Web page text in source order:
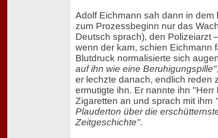
Adolf Eichmann sah dann in dem
zum Prozessbeginn nur das
Deutsch sprach), den Polizeiarzt
wenn der kam, schien Eichmann
Blutdruck normalisierte sich
auf ihn wie eine Beruhigungspille"
er lechzte danach, endlich reden
ermutigte ihn. Er nannte ihn
Zigaretten an und sprach mit ihm
Plauderton über die
Zeitgeschichte".